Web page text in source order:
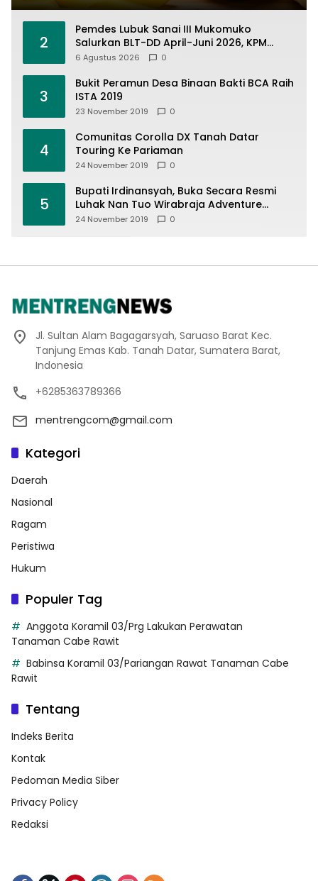
2
Pemdes Lubuk Sanai III Mukomuko
Salurkan BLT-DD April-Juni 2026, KPM
Terima Rp900 Ribu
6 Agustus 2026 0
3
Bukit Peramun Desa Binaan Bakti BCA Raih
ISTA 2019
23 November 2019 0
4
Comunitas Corolla DX Tanah Datar
Touring Ke Pariaman
24 November 2019 0
5
Bupati Irdinansyah, Buka Secara Resmi
Luhak Nan Tuo Wirabraja Adventure
Offroad 2019
24 November 2019 0
Jl. Sultan Alam Bagagarsyah, Saruaso Barat Kec.
Tanjung Emas Kab. Tanah Datar, Sumatera Barat,
Indonesia
+6285363789366
mentrengcom@gmail.com
Kategori
Daerah
Nasional
Ragam
Peristiwa
Hukum
Populer Tag
Anggota Koramil 03/Prg Lakukan Perawatan
Tanaman Cabe Rawit
Babinsa Koramil 03/Pariangan Rawat Tanaman Cabe
Rawit
Tentang
Indeks Berita
Kontak
Pedoman Media Siber
Privacy Policy
Redaksi